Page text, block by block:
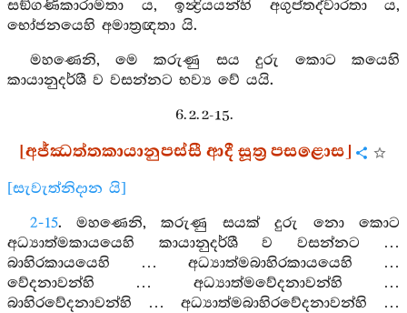
සඞ්ගණිකාරාමතා ය, ඉන්‍ද්‍රියයන්හි අගුප්තද්වාරතා ය,
භෝජනයෙහි අමාත්‍රඥතා යි.
මහණෙනි, මෙ කරුණු සය දුරු කොට කයෙහි
කායානුදර්ශී ව වසන්නට භව්‍ය වේ යයි.
6. 2. 2-15.
[අජ්ඣත්තකායානුපස්සී ආදී සූත්‍ර පසළොස]
[සැවැත්නිදාන යි]
2-15. මහණෙනි, කරුණු සයක් දුරු නො කොට
අධ්‍යාත්මකායයෙහි කායානුදර්ශී ව වසන්නට …
බාහිරකායයෙහි … අධ්‍යාත්මබාහිරකායයෙහි …
වේදනාවන්හි … අධ්‍යාත්මවේදනාවන්හි …
බාහිරවේදනාවන්හි … අධ්‍යාත්මබාහිරවේදනාවන්හි …